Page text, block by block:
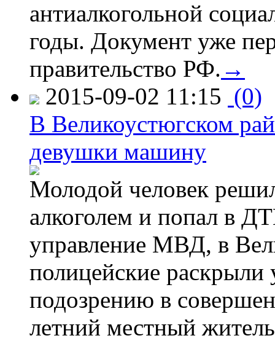
антиалкогольной
годы. Документ уже
правительство РФ. →
2015-09-02 11:15 (0)
В Великоустюгском
девушки машину
Молодой человек
алкоголем и попал в
управление МВД, в
полицейские
подозрению в
летний местный